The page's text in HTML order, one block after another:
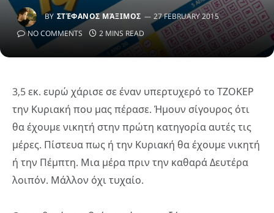
BY ΣΤΈΦΑΝΟΣ ΜΆΞΙΜΟΣ
27 FEBRUARY 2015
NO COMMENTS
2 MINS READ
3,5 εκ. ευρώ χάρισε σε έναν υπερτυχερό το ΤΖΟΚΕΡ
την Κυριακή που μας πέρασε. Ήμουν σίγουρος ότι
θα έχουμε νικητή στην πρώτη κατηγορία αυτές τις
μέρες. Πίστευα πως ή την Κυριακή θα έχουμε νικητή
ή την Πέμπτη. Μια μέρα πριν την καθαρά Δευτέρα
λοιπόν. Μάλλον όχι τυχαίο.